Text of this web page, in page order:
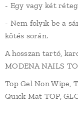
- Egy vagy két
- Nem folyik be a
kötés során.
A hosszan tartó,
MODENA NAILS
Top Gel Non Wipe,
Quick Mat TOP,